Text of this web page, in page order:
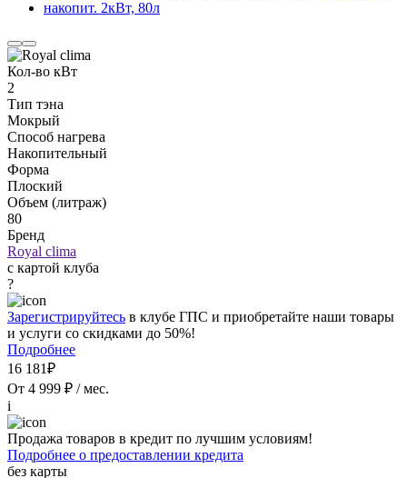
Кол-во кВт
2
Тип тэна
Мокрый
Способ нагрева
Накопительный
Форма
Плоский
Объем (литраж)
80
Бренд
Royal clima
с картой клуба
?
Зарегистрируйтесь в клубе ГПС и приобретайте наши товары
и услуги со скидками до 50%!
Подробнее
16 181₽
От 4 999 ₽ / мес.
i
Продажа товаров в кредит по лучшим условиям!
Подробнее о предоставлении кредита
без карты